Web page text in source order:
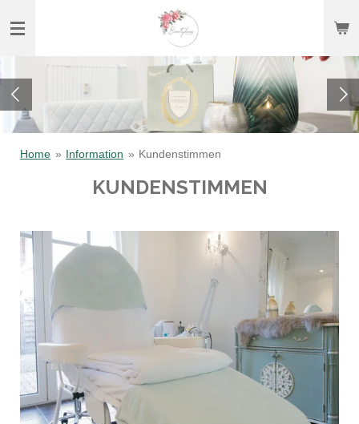
Hauptinhalt
Home » Information » Kundenstimmen
KUNDENSTIMMEN